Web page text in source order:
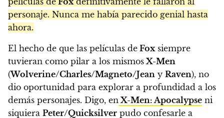
personaje. Nunca me había parecido genial hasta
ahora.
El hecho de que las películas de Fox siempre
tuvieran como pilar a los mismos X-Men
(Wolverine/Charles/Magneto/Jean y Raven), no
dio oportunidad para explorar a profundidad a los
demás personajes. Digo, en X-Men: Apocalypse ni
siquiera Peter/Quicksilver pudo confesarle a